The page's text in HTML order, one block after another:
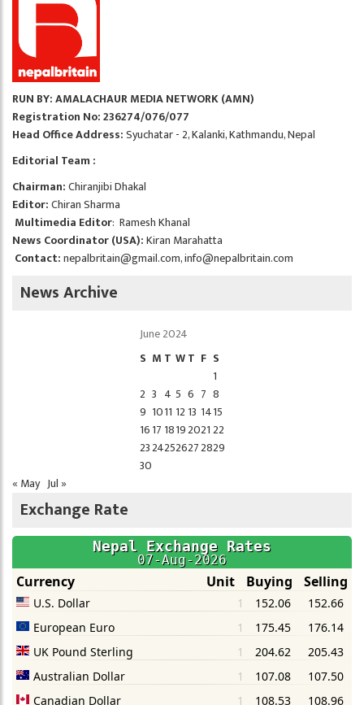
RUN BY: AMALACHAUR MEDIA NETWORK (AMN)
Registration No: 236274/076/077
Head Office Address:Syuchatar - 2, Kalanki, Kathmandu, Nepal
Editorial Team :
Chairman:Chiranjibi Dhakal
Editor:Chiran Sharma
Multimedia Editor: Ramesh Khanal
News Coordinator (USA):Kiran Marahatta
Contact:nepalbritain@gmail.com,info@nepalbritain.com
News Archive
June 2024
S M T WT F S
1
2 3 4 5 6 7 8
9 1011 12 13 1415
1617 1819202122
23242526272829
30
« May Jul »
Exchange Rate